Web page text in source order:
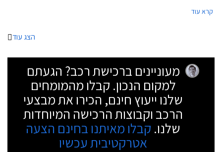
ארוכה בייחוד לאור השינוי והשדרוג שחל במעמדה של פולקסווגן פאסאט במהלך
קרא עוד
הצג עוד
מעוניינים ברכישת רכב? הגעתם
למקום הנכון. קבלו מהמומחים
שלנו ייעוץ חינם, הכירו את מבצעי
הרכב וקבוצות הרכישה המיוחדות
שלנו. קבלו מאיתנו בחינם הצעה
אטרקטיבית עכשיו